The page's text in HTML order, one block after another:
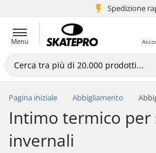
Spedizione
+5 mln di
Menu
Pagina iniziale Abbigliamento
Intimo termico per
invernali